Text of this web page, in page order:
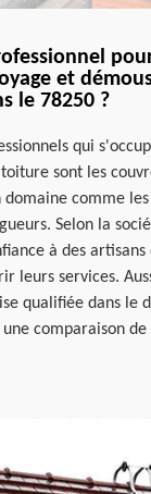
et
le 78250 ?
qui
sont les
domaine comme
Selon la
à des
leurs services.
qualifiée dans le
comparaison